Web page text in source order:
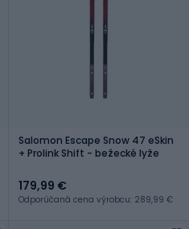
Salomon Escape Snow 47 eSkin
+ Prolink Shift - bežecké lyže
179,99 €
Odporúčaná cena výrobcu: 289,99 €